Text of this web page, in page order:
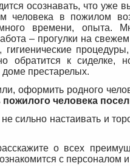
осознавать, что уже
человека в пожилом
много времени,
– прогулки на
гигиенические
обратится к сиделке,
престарелых.
оформить родного
пожилого человека
сильно настаивать и
о всех
с персоналом